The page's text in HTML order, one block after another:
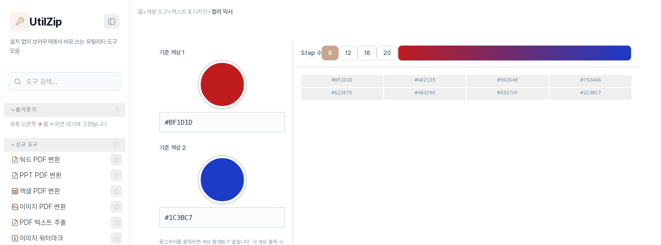
UtilZip
설치 없이 브라우저에서 바로 쓰는 유틸리티 도구
모음
즐겨찾기 0
목록 오른쪽 ★를 누르면 여기에 고정됩니다
신규 도구 21
워드 PDF 변환
PPT PDF 변환
엑셀 PDF 변환
이미지 PDF 변환
PDF 텍스트 추출
이미지 워터마크
홈>개발 도구>텍스트 & 디자인>컬러 믹서
기준 색상 1
기준 색상 2
동그라미를 클릭하면 색상 팔레트가 열립니다. 각 색상 클릭 시
Step 수 8 12 16 20
#BF1D1D #A82135 #90264E #792A66
#622E7E #4B3296 #3337AF #1C3BC7